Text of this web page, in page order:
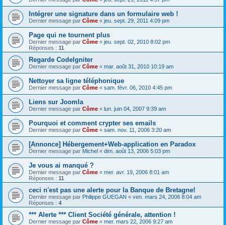
Intégrer une signature dans un formulaire web !
Dernier message par Côme « jeu. sept. 29, 2011 4:09 pm
Page qui ne tournent plus
Dernier message par Côme « jeu. sept. 02, 2010 8:02 pm
Réponses : 11
Regarde CodeIgniter
Dernier message par Côme « mar. août 31, 2010 10:19 am
Nettoyer sa ligne téléphonique
Dernier message par Côme « sam. févr. 06, 2010 4:45 pm
Liens sur Joomla
Dernier message par Côme « lun. juin 04, 2007 9:39 am
Pourquoi et comment crypter ses emails
Dernier message par Côme « sam. nov. 11, 2006 3:20 am
[Annonce] Hébergement+Web-application en Paradox
Dernier message par Michel « dim. août 13, 2006 5:03 pm
Je vous ai manqué ?
Dernier message par Côme « mer. avr. 19, 2006 8:01 am
Réponses : 11
ceci n'est pas une alerte pour la Banque de Bretagne!
Dernier message par Philippe GUEGAN « ven. mars 24, 2006 8:04 am
Réponses : 4
*** Alerte *** Client Société générale, attention !
Dernier message par Côme « mer. mars 22, 2006 9:27 am